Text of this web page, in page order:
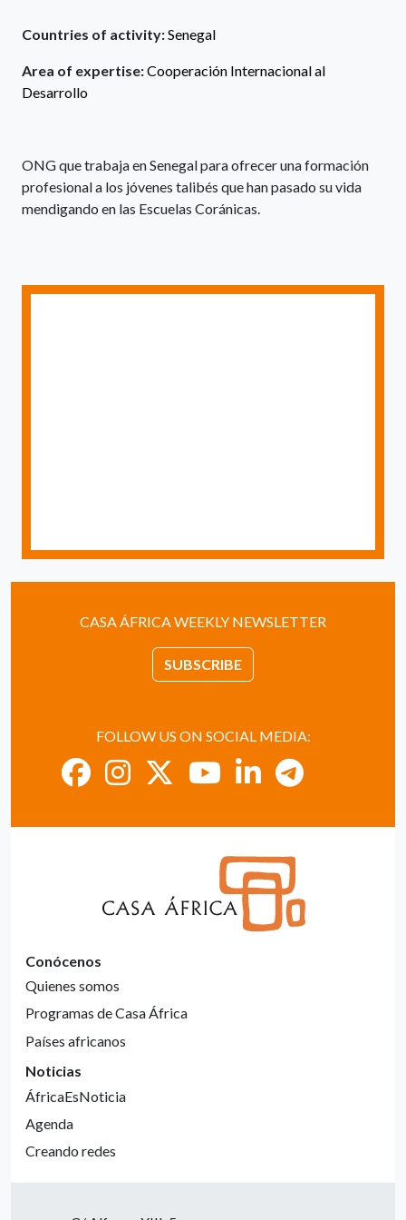
Countries of activity:Senegal
Area of expertise:Cooperación Internacional al
Desarrollo
ONG que trabaja en Senegal para ofrecer una formación
profesional a los jóvenes talibés que han pasado su vida
mendigando en las Escuelas Coránicas.
CASA ÁFRICA WEEKLY NEWSLETTER
SUBSCRIBE
FOLLOW US ON SOCIAL MEDIA:
Conócenos
Quienes somos
Programas de Casa África
Países africanos
Noticias
ÁfricaEsNoticia
Agenda
Creando redes